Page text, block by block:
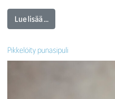
Lue lisää …
Pikkelöity punasipuli